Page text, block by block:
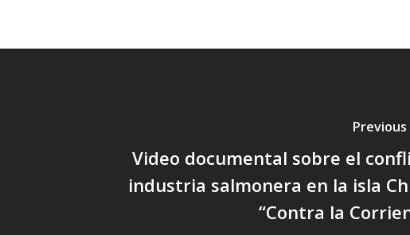
Video documental sobre el
industria salmonera en la isla
“Contra la